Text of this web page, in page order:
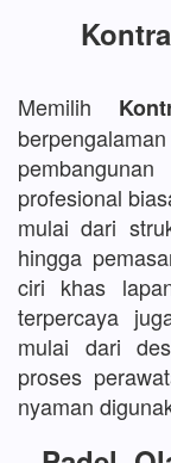
Memilih
profesional
mulai dari
hingga
ciri khas
terpercaya
mulai dari
proses
nyaman